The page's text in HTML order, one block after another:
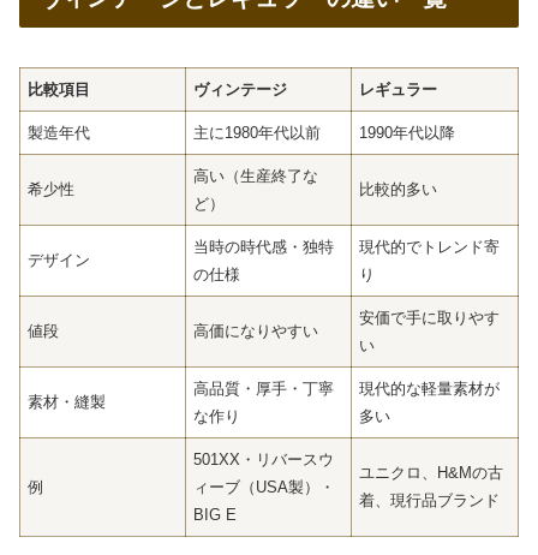
比較項目 ヴィンテージ レギュラー
製造年代 主に1980年代以前 1990年代以降
希少性
高い（生産終了な
ど）
比較的多い
デザイン
当時の時代感・独特
の仕様
現代的でトレンド寄
り
値段 高価になりやすい
安価で手に取りやす
い
素材・縫製
高品質・厚手・丁寧
な作り
現代的な軽量素材が
多い
例
501XX・リバースウ
ィーブ（USA製）・
BIG E
ユニクロ、H&Mの古
着、現行品ブランド